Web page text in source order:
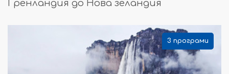
Гренландия до Нова зеландия
3 програми